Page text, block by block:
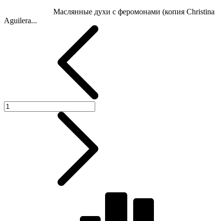
Маслянные духи с феромонами (копия Christina
Aguilera...